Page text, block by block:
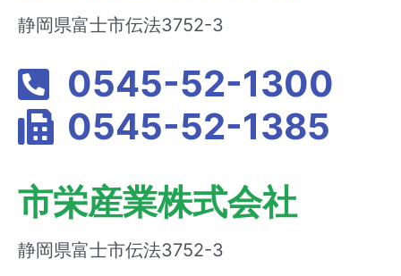
静岡県富士市伝法3752-3
0545-52-1300
0545-52-1385
市栄産業株式会社
静岡県富士市伝法3752-3